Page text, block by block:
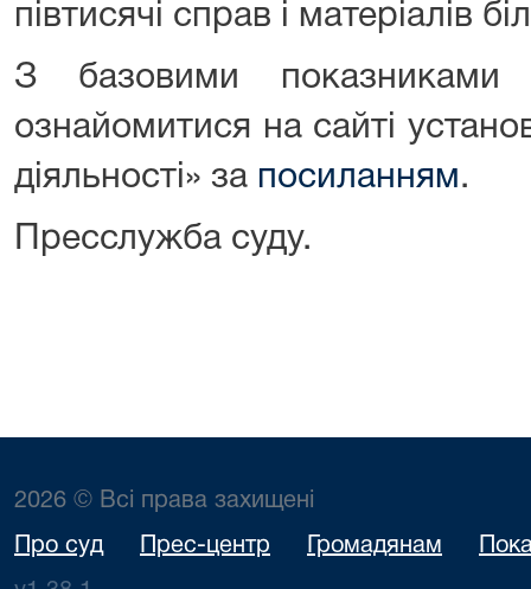
півтисячі справ і матеріалів
З базовими
ознайомитися на сайті
діяльності» за посиланням.
Пресслужба суду.
2026 © Всі права захищені
Про суд Прес-центр Громадянам